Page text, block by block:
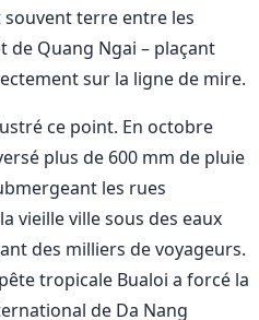
terre entre les
de Quang Ngai – plaçant
sur la ligne de mire.
ce point. En octobre
plus de 600 mm de pluie
les rues
vieille ville sous des eaux
des milliers de voyageurs.
tropicale Bualoi a forcé la
de Da Nang